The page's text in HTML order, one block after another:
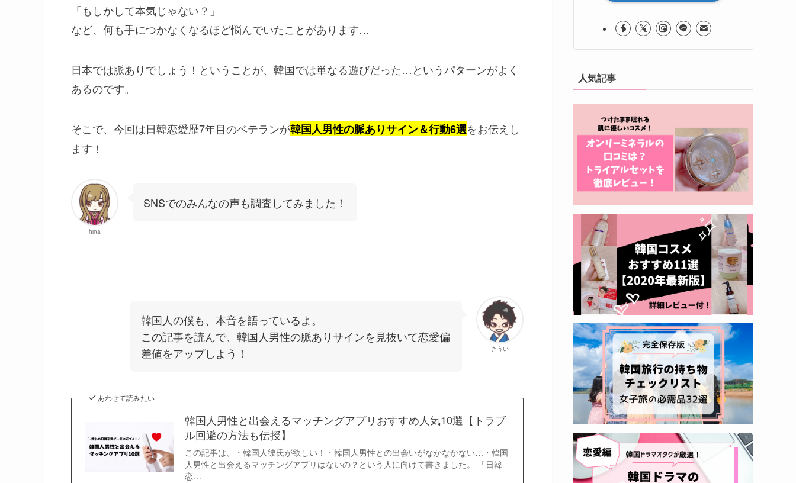
「もしかして本気じゃない？」
など、何も手につかなくなるほど悩んでいたことがあります…
日本では脈ありでしょう！ということが、韓国では単なる遊びだった…というパターンがよく
あるのです。
そこで、今回は日韓恋愛歴7年目のベテランが韓国人男性の脈ありサイン＆行動6選をお伝えし
ます！
hina
SNSでのみんなの声も調査してみました！
きうい
韓国人の僕も、本音を語っているよ。
この記事を読んで、韓国人男性の脈ありサインを見抜いて恋愛偏
差値をアップしよう！
あわせて読みたい
韓国人男性と出会えるマッチングアプリおすすめ人気10選【トラブ
ル回避の方法も伝授】
この記事は、・韓国人彼氏が欲しい！・韓国人男性との出会いがなかなかない…・韓国
人男性と出会えるマッチングアプリはないの？という人に向けて書きました。 「日韓
恋…
人気記事